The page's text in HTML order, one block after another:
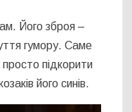
Його зброя –
гумору. Саме
підкорити
його синів.